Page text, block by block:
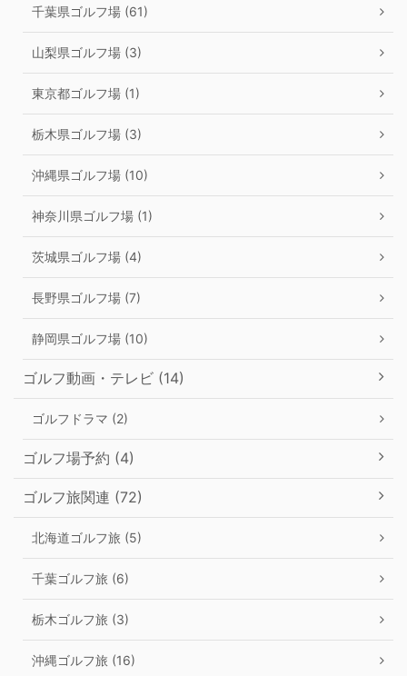
千葉県ゴルフ場 (61)
山梨県ゴルフ場 (3)
東京都ゴルフ場 (1)
栃木県ゴルフ場 (3)
沖縄県ゴルフ場 (10)
神奈川県ゴルフ場 (1)
茨城県ゴルフ場 (4)
長野県ゴルフ場 (7)
静岡県ゴルフ場 (10)
ゴルフ動画・テレビ (14)
ゴルフドラマ (2)
ゴルフ場予約 (4)
ゴルフ旅関連 (72)
北海道ゴルフ旅 (5)
千葉ゴルフ旅 (6)
栃木ゴルフ旅 (3)
沖縄ゴルフ旅 (16)